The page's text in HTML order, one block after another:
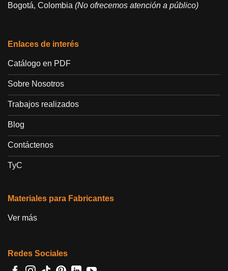
Bogotá, Colombia (No ofrecemos atención a público)
Enlaces de interés
Catálogo en PDF
Sobre Nosotros
Trabajos realizados
Blog
Contáctenos
TyC
Materiales para Fabricantes
Ver más
Redes Sociales